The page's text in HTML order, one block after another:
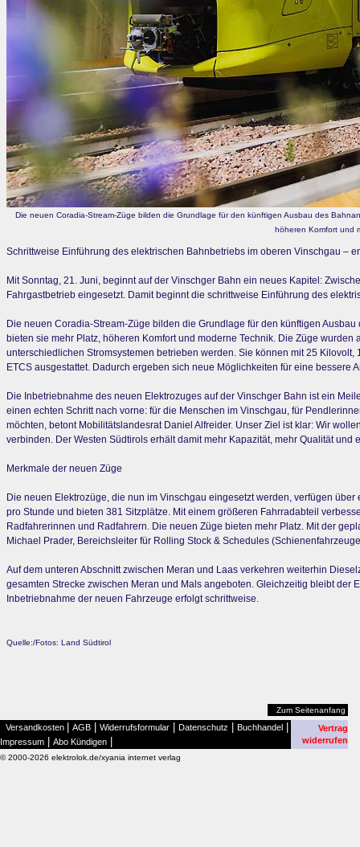
Die neuen Coradia-Stream-Züge bilden die Grundlage für den künftigen Ausbau des
höheren Komfort und
Schrittweise Einführung des elektrischen Bahnbetriebs im oberen Vinschgau –
Mit Sonntag, 21. Juni, beginnt auf der Vinschger Bahn ein neues Kapitel:
Fahrgastbetrieb eingesetzt. Damit beginnt die schrittweise Einführung des
Die neuen Coradia-Stream-Züge bilden die Grundlage für den künftigen
bieten sie mehr Platz, höheren Komfort und moderne Technik. Die Züge
unterschiedlichen Stromsystemen betrieben werden. Sie können mit 25
ETCS ausgestattet. Dadurch ergeben sich neue Möglichkeiten für eine
Die Inbetriebnahme des neuen Elektrozuges auf der Vinschger Bahn ist ein
einen echten Schritt nach vorne: für die Menschen im Vinschgau, für
möchten, betont Mobilitätslandesrat Daniel Alfreider. Unser Ziel ist klar: Wir
verbinden. Der Westen Südtirols erhält damit mehr Kapazität, mehr Qualität und
Merkmale der neuen Züge
Die neuen Elektrozüge, die nun im Vinschgau eingesetzt werden, verfügen
pro Stunde und bieten 381 Sitzplätze. Mit einem größeren Fahrradabteil
Radfahrerinnen und Radfahrern. Die neuen Züge bieten mehr Platz. Mit der
Michael Prader, Bereichsleiter für Rolling Stock & Schedules
Auf dem unteren Abschnitt zwischen Meran und Laas verkehren weiterhin
gesamten Strecke zwischen Meran und Mals angeboten. Gleichzeitig bleibt
Inbetriebnahme der neuen Fahrzeuge erfolgt schrittweise.
Quelle:/Fotos: Land Südtirol
Zum Seitenanfang
Versandkosten AGB Widerrufsformular Datenschutz Buchhandel
Impressum Abo Kündigen
Vertrag
widerrufen
© 2000-2026 elektrolok.de/xyania internet verlag